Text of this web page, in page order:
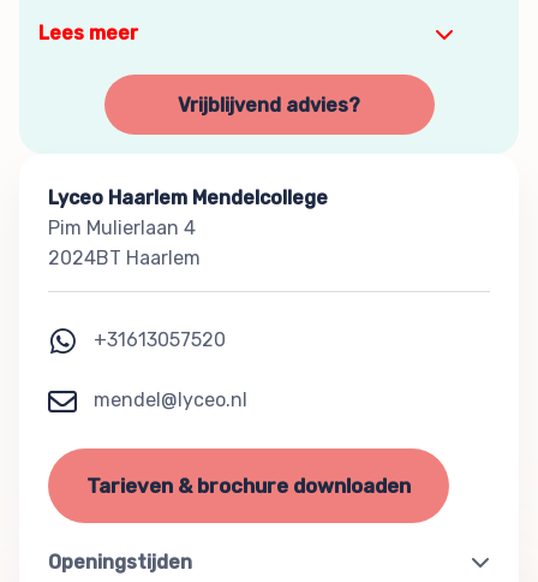
Lees meer
Vrijblijvend advies?
Lyceo Haarlem Mendelcollege
Pim Mulierlaan 4
2024BT Haarlem
+31613057520
mendel@lyceo.nl
Tarieven & brochure downloaden
Openingstijden